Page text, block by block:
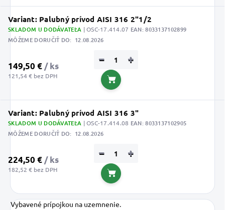
Variant: Palubný prívod AISI 316 2"1/2
SKLADOM U DODÁVATEĽA | OSC-17.414.07 EAN:8033137102899
MÔŽEME DORUČIŤ DO: 12.08.2026
149,50 € / ks
121,54 € bez DPH
+
−
Do košíka
Variant: Palubný prívod AISI 316 3"
SKLADOM U DODÁVATEĽA | OSC-17.414.08 EAN:8033137102905
MÔŽEME DORUČIŤ DO: 12.08.2026
224,50 € / ks
182,52 € bez DPH
+
−
Do košíka
Vybavené prípojkou na uzemnenie.